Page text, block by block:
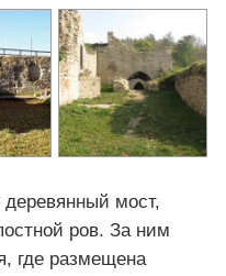
мост,
ров. За ним
где размещена